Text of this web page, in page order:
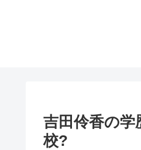
吉田伶香の
校?